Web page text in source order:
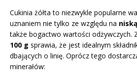
Cukinia żółta to niezwykle popularne
uznaniem nie tylko ze względu na
także bogactwo wartości odżywczych.
100 g sprawia, że jest idealnym
dbających o linię. Oprócz tego
minerałów: